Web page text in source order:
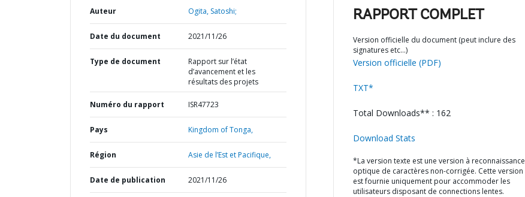
Auteur Ogita, Satoshi;
Date du document 2021/11/26
Type de document
Rapport sur l’état
d’avancement et les
résultats des projets
Numéro du rapport ISR47723
Pays Kingdom of Tonga,
Région Asie de l’Est et Pacifique,
Date de publication 2021/11/26
RAPPORT COMPLET
Version officielle du document (peut inclure des
signatures etc…)
Version officielle (PDF)
TXT*
Total Downloads** : 162
Download Stats
*La version texte est une version à reconnaissance
optique de caractères non-corrigée. Cette version
est fournie uniquement pour accommoder les
utilisateurs disposant de connections lentes.